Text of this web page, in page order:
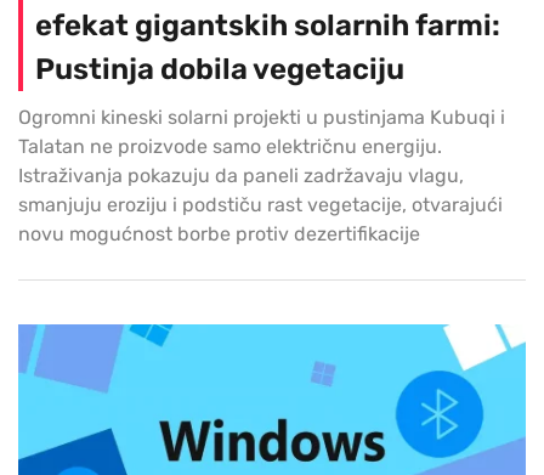
efekat gigantskih solarnih farmi:
Pustinja dobila vegetaciju
Ogromni kineski solarni projekti u pustinjama Kubuqi i
Talatan ne proizvode samo električnu energiju.
Istraživanja pokazuju da paneli zadržavaju vlagu,
smanjuju eroziju i podstiču rast vegetacije, otvarajući
novu mogućnost borbe protiv dezertifikacije